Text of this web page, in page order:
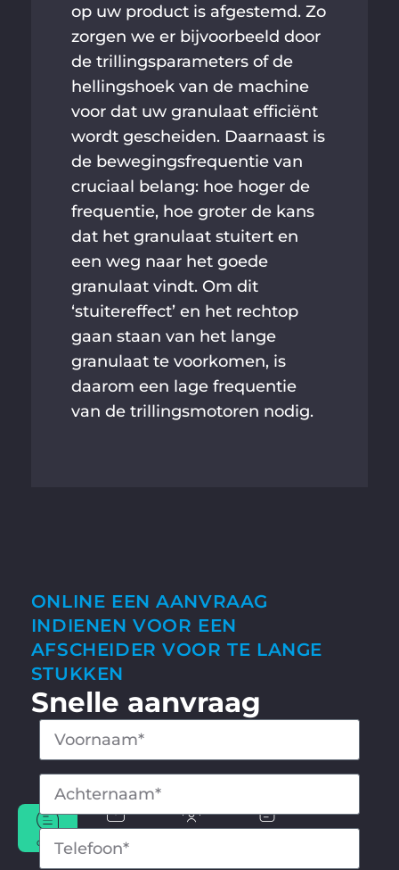
CHAT
op uw product is afgestemd. Zo
zorgen we er bijvoorbeeld door
de trillingsparameters of de
hellingshoek van de machine
voor dat uw granulaat efficiënt
wordt gescheiden. Daarnaast is
de bewegingsfrequentie van
cruciaal belang: hoe hoger de
frequentie, hoe groter de kans
dat het granulaat stuitert en
een weg naar het goede
granulaat vindt. Om dit
‘stuitereffect’ en het rechtop
gaan staan van het lange
granulaat te voorkomen, is
daarom een lage frequentie
van de trillingsmotoren nodig.
ONLINE EEN AANVRAAG
INDIENEN VOOR EEN
AFSCHEIDER VOOR TE LANGE
STUKKEN
Snelle aanvraag